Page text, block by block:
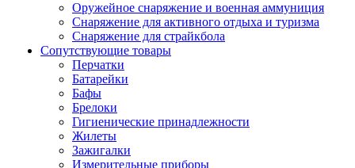
Оружейное снаряжение и военная аммуниция
Снаряжение для активного отдыха и туризма
Снаряжение для страйкбола
Сопутствующие товары
Перчатки
Батарейки
Бафы
Брелоки
Гигиенические принадлежности
Жилеты
Зажигалки
Измерительные приборы